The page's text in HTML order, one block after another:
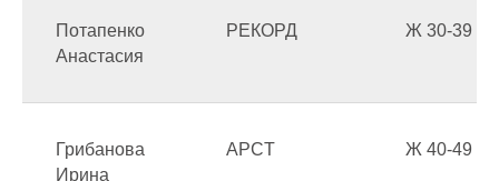
Потапенко
Анастасия
РЕКОРД Ж 30-39
Грибанова
Ирина
APCT Ж 40-49